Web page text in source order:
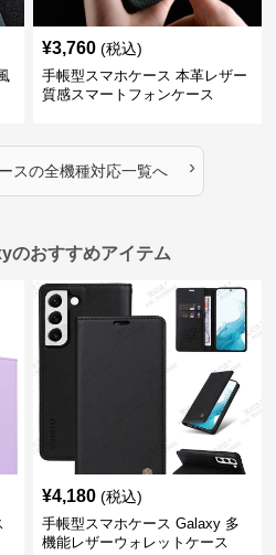
¥3,760 (税込)
手帳型スマホケース 本革レザー
質感スマートフォンケース
スの全機種対応一覧へ ›
のおすすめアイテム
¥4,180 (税込)
手帳型スマホケース Galaxy 多
機能レザーウォレットケース